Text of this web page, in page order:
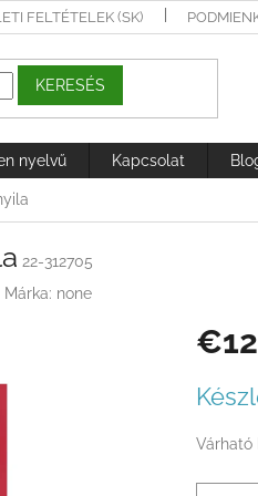
FELTÉTELEK (SK)
KERESÉS
nyelvű Kapcsolat
22-312705
Márka: none
Várható